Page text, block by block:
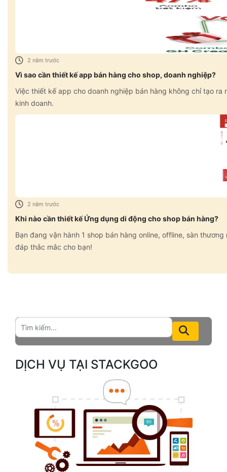
2 năm trước
Vì sao cần thiết kế app bán hàng cho shop, doanh nghiệp?
Việc thiết kế app cho doanh nghiệp bán hàng không chỉ tạo
kinh doanh.
2 năm trước
Khi nào cần thiết kế Ứng dụng di động cho shop bán hàng?
Bạn đang vận hành 1 shop bán hàng online, offline, sàn
đáp thắc mắc cho bạn!
DỊCH VỤ TẠI STACKGOO